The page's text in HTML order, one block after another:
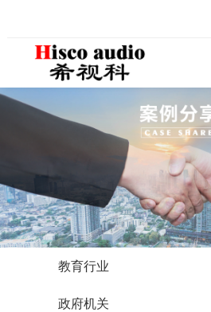
教育行业
政府机关